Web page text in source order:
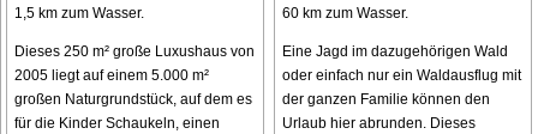
1,5 km zum Wasser.
Dieses 250 m² große Luxushaus von
2005 liegt auf einem 5.000 m²
großen Naturgrundstück, auf dem es
für die Kinder Schaukeln, einen
60 km zum Wasser.
Eine Jagd im dazugehörigen Wald
oder einfach nur ein Waldausflug mit
der ganzen Familie können den
Urlaub hier abrunden. Dieses